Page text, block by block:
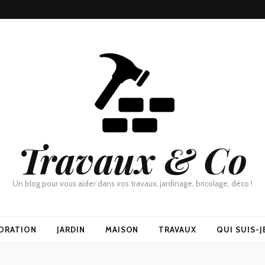
Travaux & Co
Un blog pour vous aider dans vos travaux, jardinage, bricolage, déco !
JARDIN MAISON TRAVAUX QUI SUIS-